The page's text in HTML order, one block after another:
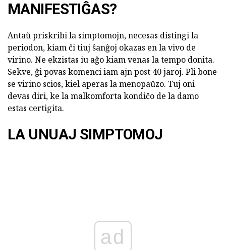
MANIFESTIĜAS?
Antaŭ priskribi la simptomojn, necesas distingi la
periodon, kiam ĉi tiuj ŝanĝoj okazas en la vivo de
virino. Ne ekzistas iu aĝo kiam venas la tempo donita.
Sekve, ĝi povas komenci iam ajn post 40 jaroj. Pli bone
se virino scios, kiel aperas la menopaŭzo. Tuj oni
devas diri, ke la malkomforta kondiĉo de la damo
estas certigita.
LA UNUAJ SIMPTOMOJ
ad